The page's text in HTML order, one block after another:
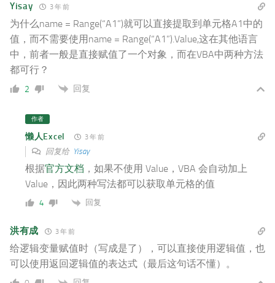
Yisay 3 年 前
为什么name = Range(“A1”)就可以直接提取到单元格A1中的
值，而不需要使用name = Range(“A1”).Value,这在其他语言
中，前者一般是直接赋值了一个对象，而在VBA中两种方法
都可行？
2 回复
作者
懒人Excel 3 年 前
回复给 Yisay
根据官方文档 ，如果不使用 Value，VBA 会自动加上
Value，因此两种写法都可以获取单元格的值
4 回复
洪有成 3 年 前
给逻辑变量赋值时（写成是了），可以直接使用逻辑值，也
可以使用返回逻辑值的表达式（最后这句话不懂）。